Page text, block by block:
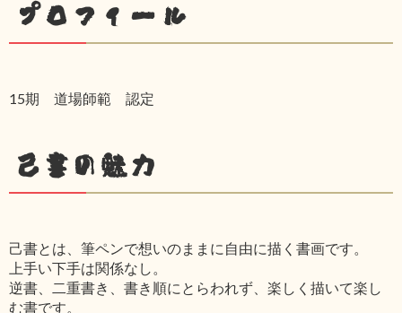
プロフィール
15期 道場師範 認定
己書の魅力
己書とは、筆ペンで想いのままに自由に描く書画です。
上手い下手は関係なし。
逆書、二重書き、書き順にとらわれず、楽しく描いて楽し
む書です。